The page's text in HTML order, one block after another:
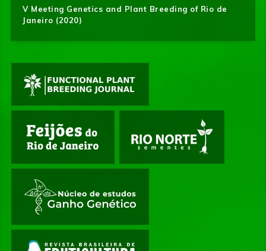
V Meeting Genetics and Plant Breeding of Rio de
Janeiro (2020)